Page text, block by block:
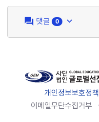
question_answer 댓글 0 keyboard_arrow_down
개인정보보호정책
이메일무단수집거부